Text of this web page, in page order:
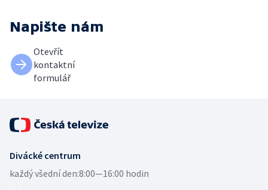
Napište nám
Otevřít
kontaktní
formulář
Divácké centrum
každý všední den:8:00—16:00 hodin